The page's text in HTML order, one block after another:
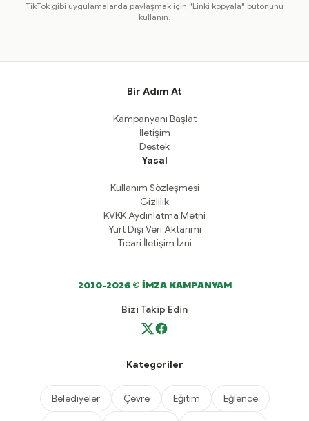
TikTok gibi uygulamalarda paylaşmak için "Linki kopyala" butonunu
kullanın.
Bir Adım At
Kampanyanı Başlat
İletişim
Destek
Yasal
Kullanım Sözleşmesi
Gizlilik
KVKK Aydınlatma Metni
Yurt Dışı Veri Aktarımı
Ticari İletişim İzni
2010-2026 © İMZA KAMPANYAM
Bizi Takip Edin
Kategoriler
Belediyeler Çevre Eğitim Eğlence